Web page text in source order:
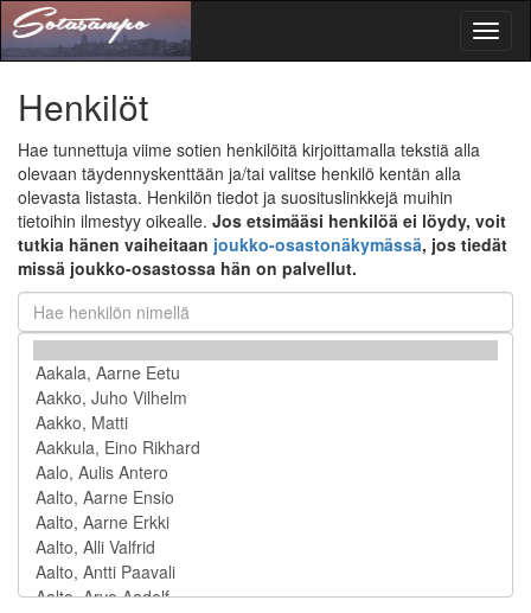
Henkilöt
Hae tunnettuja viime sotien henkilöitä kirjoittamalla tekstiä alla
olevaan täydennyskenttään ja/tai valitse henkilö kentän alla
olevasta listasta. Henkilön tiedot ja suosituslinkkejä muihin
tietoihin ilmestyy oikealle. Jos etsimääsi henkilöä ei löydy, voit
tutkia hänen vaiheitaan joukko-osastonäkymässä, jos tiedät
missä joukko-osastossa hän on palvellut.